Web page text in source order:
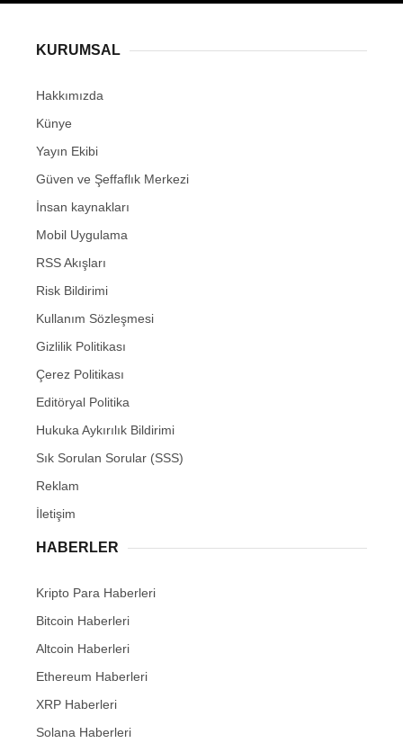
KURUMSAL
Hakkımızda
Künye
Yayın Ekibi
Güven ve Şeffaflık Merkezi
İnsan kaynakları
Mobil Uygulama
RSS Akışları
Risk Bildirimi
Kullanım Sözleşmesi
Gizlilik Politikası
Çerez Politikası
Editöryal Politika
Hukuka Aykırılık Bildirimi
Sık Sorulan Sorular (SSS)
Reklam
İletişim
HABERLER
Kripto Para Haberleri
Bitcoin Haberleri
Altcoin Haberleri
Ethereum Haberleri
XRP Haberleri
Solana Haberleri